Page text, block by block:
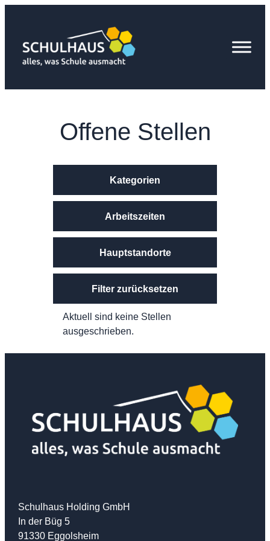
springen
Offene Stellen
Kategorien
Arbeitszeiten
Hauptstandorte
Filter zurücksetzen
Aktuell sind keine Stellen
ausgeschrieben.
Schulhaus Holding GmbH
In der Büg 5
91330 Eggolsheim